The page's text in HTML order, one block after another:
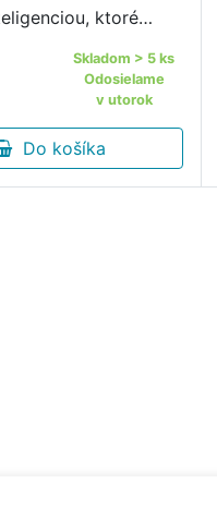
ktoré
štýl s meta AI,
reagovať na to,
fotografie a
Skladom > 5 ks
Odosielame
v utorok
Do košíka